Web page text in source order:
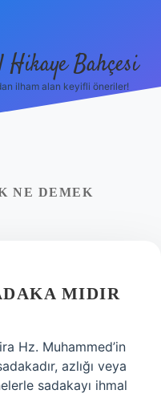
Hikaye Bahçesi
ilham alan keyifli öneriler!
NE DEMEK
MIDIR
Hz. Muhammed’in
azlığı veya
sadakayı ihmal